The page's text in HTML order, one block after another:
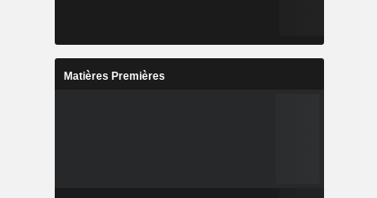
Matières Premières